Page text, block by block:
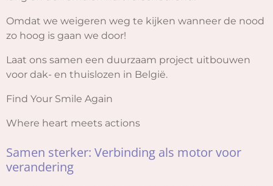
c
Omdat we weigeren weg te kijken wanneer de nood
zo hoog is gaan we door!
Laat ons samen een duurzaam project uitbouwen
voor dak- en thuislozen in België.
Find Your Smile Again
Where heart meets actions
Samen sterker: Verbinding als motor voor
verandering